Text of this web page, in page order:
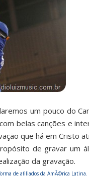
um pouco do
belas canções e
que há em Cristo
de gravar um
da gravação.
de afiliados da AmÃ©rica Latina.